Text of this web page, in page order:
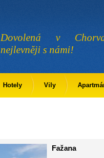
Dovolená v
nejlevněji s námi!
Hotely Vily
Fažana